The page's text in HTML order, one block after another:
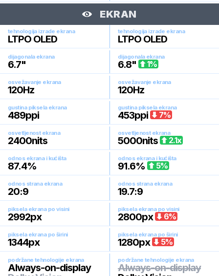
EKRAN
tehnologija izrade ekrana
LTPO OLED
tehnologija izrade ekrana
LTPO OLED
dijagonala ekrana
6.7"
dijagonala ekrana
6.8" 1%
osvežavanje ekrana
120Hz
osvežavanje ekrana
120Hz
gustina piksela ekrana
489ppi
gustina piksela ekrana
453ppi 7%
osvetljenost ekrana
2400nits
osvetljenost ekrana
5000nits 2.1x
odnos ekrana i kućišta
87.4%
odnos ekrana i kućišta
91.6% 5%
odnos strana ekrana
20:9
odnos strana ekrana
19.7:9
piksela ekrana po visini
2992px
piksela ekrana po visini
2800px 6%
piksela ekrana po širini
1344px
piksela ekrana po širini
1280px 5%
podržane tehnologije ekrana
Always-on-display
podržane tehnologije ekrana
Always-on-display